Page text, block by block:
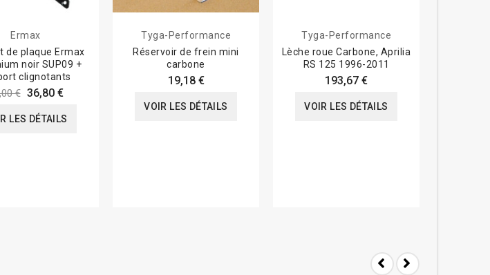
Ermax
de plaque Ermax
noir SUP09 +
clignotants
€ 36,80 €
LES DÉTAILS
Tyga-Performance
Réservoir de frein mini
carbone
19,18 €
VOIR LES DÉTAILS
Tyga-Performance
Lèche roue Carbone, Aprilia
RS 125 1996-2011
193,67 €
VOIR LES DÉTAILS